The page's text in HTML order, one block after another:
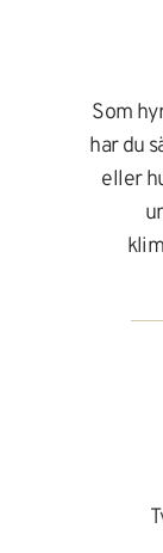
Som
har du
eller